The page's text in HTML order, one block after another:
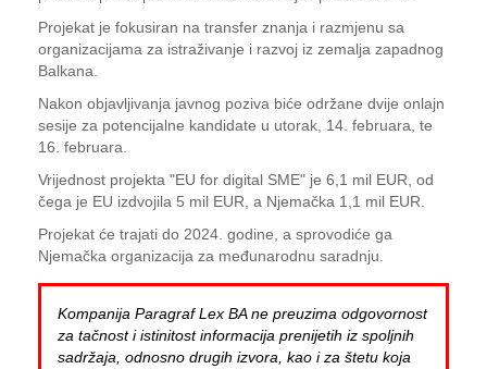
Projekat je fokusiran na transfer znanja i razmjenu sa
organizacijama za istraživanje i razvoj iz zemalja zapadnog
Balkana.
Nakon objavljivanja javnog poziva biće održane dvije onlajn
sesije za potencijalne kandidate u utorak, 14. februara, te
16. februara.
Vrijednost projekta "EU for digital SME" je 6,1 mil EUR, od
čega je EU izdvojila 5 mil EUR, a Njemačka 1,1 mil EUR.
Projekat će trajati do 2024. godine, a sprovodiće ga
Njemačka organizacija za međunarodnu saradnju.
Kompanija Paragraf Lex BA ne preuzima odgovornost
za tačnost i istinitost informacija prenijetih iz spoljnih
sadržaja, odnosno drugih izvora, kao i za štetu koja